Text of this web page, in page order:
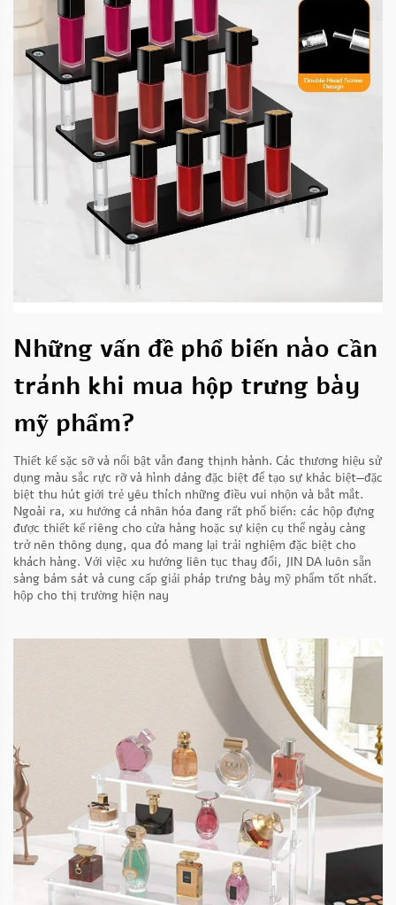
Những vấn đề phổ biến nào cần
tránh khi mua hộp trưng bày
mỹ phẩm?
Thiết kế sặc sỡ và nổi bật vẫn đang thịnh hành. Các thương hiệu sử
dụng màu sắc rực rỡ và hình dáng đặc biệt để tạo sự khác biệt—đặc
biệt thu hút giới trẻ yêu thích những điều vui nhộn và bắt mắt.
Ngoài ra, xu hướng cá nhân hóa đang rất phổ biến: các hộp đựng
được thiết kế riêng cho cửa hàng hoặc sự kiện cụ thể ngày càng
trở nên thông dụng, qua đó mang lại trải nghiệm đặc biệt cho
khách hàng. Với việc xu hướng liên tục thay đổi, JIN DA luôn sẵn
sàng bám sát và cung cấp giải pháp trưng bày mỹ phẩm tốt nhất.
hộp cho thị trường hiện nay